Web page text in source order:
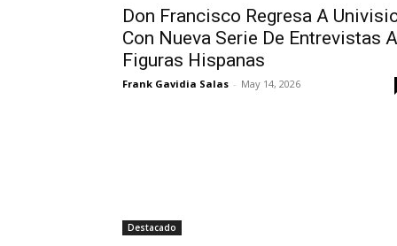
Don Francisco Regresa A
Con Nueva Serie De Entrevistas A
Figuras Hispanas
Frank Gavidia Salas - May 14, 2026
Destacado